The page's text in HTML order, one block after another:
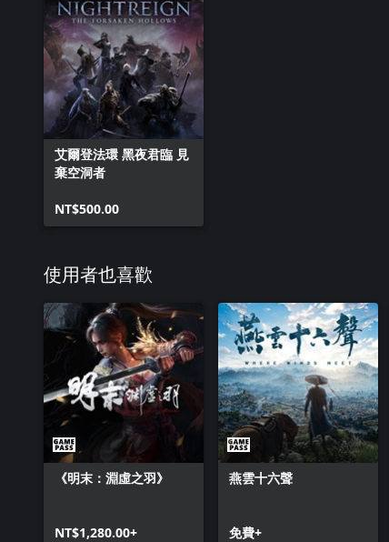
艾爾登法環 黑夜君臨 見
棄空洞者
NT$500.00
使用者也喜歡
《明末：淵虛之羽》
NT$1,280.00+
燕雲十六聲
免費+